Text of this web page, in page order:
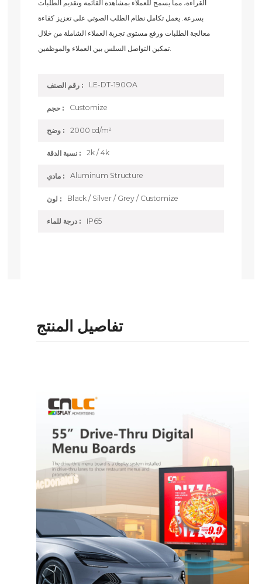
القراءة، مما يسمح للعملاء بمشاهدة القائمة وتقديم الطلبات
بسرعة. يعمل تكامل نظام الطلب الصوتي على تعزيز كفاءة
معالجة الطلبات ورفع مستوى تجربة العملاء الشاملة من خلال
تمكين التواصل السلس بين العملاء والموظفين.
رقم الصنف : LE-DT-190OA
حجم : Customize
وضح : 2000 cd/m²
نسبة الدقة : 2k / 4k
مادي : Aluminum Structure
لون : Black / Silver / Grey / Customize
درجة للماء : IP65
تفاصيل المنتج